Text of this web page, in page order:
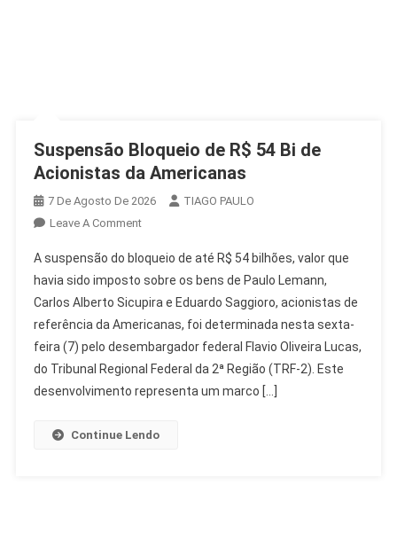
Suspensão Bloqueio de R$ 54 Bi de
Acionistas da Americanas
7 De Agosto De 2026
TIAGO PAULO
Leave A CommentOn
Bloqueio
De
R$
54
Bi
De
Acionistas
A suspensão do bloqueio de até R$ 54 bilhões, valor que
havia sido imposto sobre os bens de Paulo Lemann,
Carlos Alberto Sicupira e Eduardo Saggioro, acionistas de
referência da Americanas, foi determinada nesta sexta-
feira (7) pelo desembargador federal Flavio Oliveira Lucas,
do Tribunal Regional Federal da 2ª Região (TRF-2). Este
desenvolvimento representa um marco […]
Continue Lendo